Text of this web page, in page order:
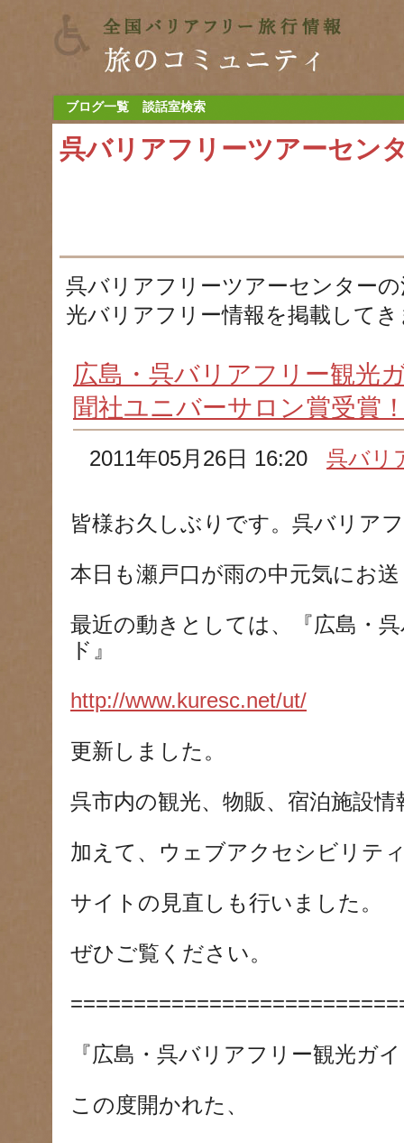
ブログ一覧 談話室検索
呉バリアフリーツアーセン
呉バリアフリーツアーセンター
光バリアフリー情報を掲載して
広島・呉バリアフリー観光
聞社ユニバーサロン賞受賞
2011年05月26日 16:20呉バリ
皆様お久しぶりです。呉バリア
本日も瀬戸口が雨の中元気にお
最近の動きとしては、『広島・
ド』
http://www.kuresc.net/ut/
更新しました。
呉市内の観光、物販、宿泊施設
加えて、ウェブアクセシビリテ
サイトの見直しも行いました。
ぜひご覧ください。
『広島・呉バリアフリー観光ガ
この度開かれた、